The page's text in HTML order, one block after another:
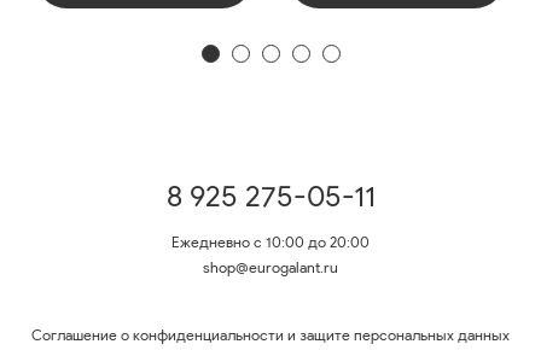
8 925 275-05-11
Ежедневно с 10:00 до 20:00
shop@eurogalant.ru
Соглашение о конфиденциальности и защите персональных данных